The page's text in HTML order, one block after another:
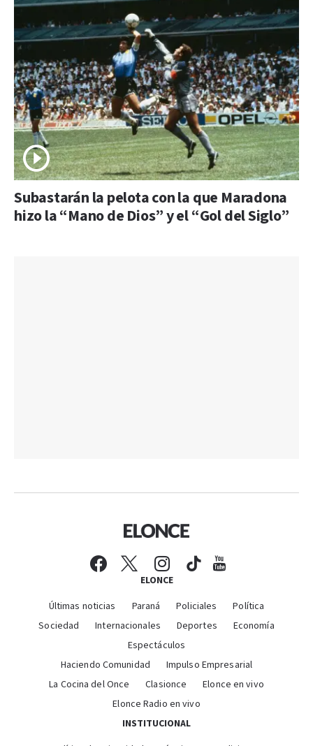
Subastarán la pelota con la que Maradona
hizo la “Mano de Dios” y el “Gol del Siglo”
ELONCE
Últimas noticias Paraná Policiales
Política
Sociedad
Internacionales Deportes
Economía
Espectáculos
Haciendo Comunidad
Impulso Empresarial
La Cocina del Once
Clasionce
Elonce en vivo
Elonce Radio en vivo
INSTITUCIONAL